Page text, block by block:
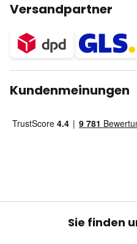
Versandpartner
Kundenmeinungen
Sie finden